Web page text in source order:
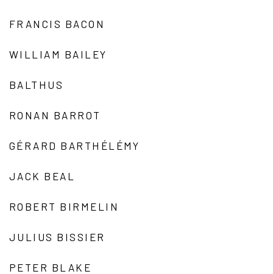
FRANCIS BACON
WILLIAM BAILEY
BALTHUS
RONAN BARROT
GÉRARD BARTHÉLÉMY
JACK BEAL
ROBERT BIRMELIN
JULIUS BISSIER
PETER BLAKE